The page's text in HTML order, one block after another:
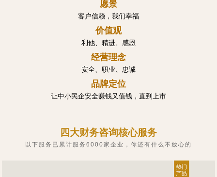
愿景
客户信赖，我们幸福
价值观
利他、精进、感恩
经营理念
安全、职业、忠诚
品牌定位
让中小民企安全赚钱又值钱，直到上市
四大财务咨询核心服务
以下服务已累计服务6000家企业，你还有什么不放心的